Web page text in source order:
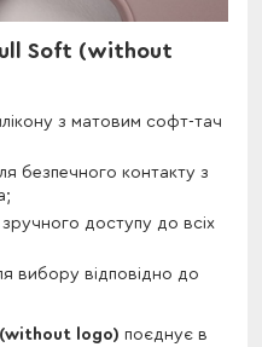
Soft (without
з матовим софт-тач
безпечного контакту з
доступу до всіх
вибору відповідно до
logo) поєднує в